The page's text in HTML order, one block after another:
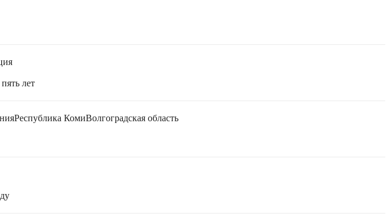
лет
Республика КомиВолгоградская область